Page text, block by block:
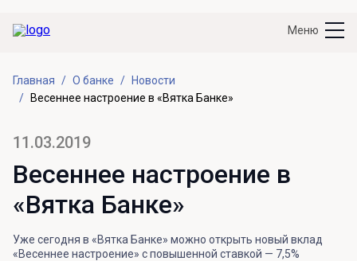
Меню
Главная О банке
Новости
Весеннее настроение в «Вятка Банке»
11.03.2019
Весеннее настроение в
«Вятка Банке»
Уже сегодня в «Вятка Банке» можно открыть новый вклад
«Весеннее настроение» с повышенной ставкой — 7,5%